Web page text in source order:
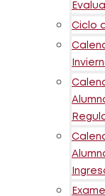
Ciclo